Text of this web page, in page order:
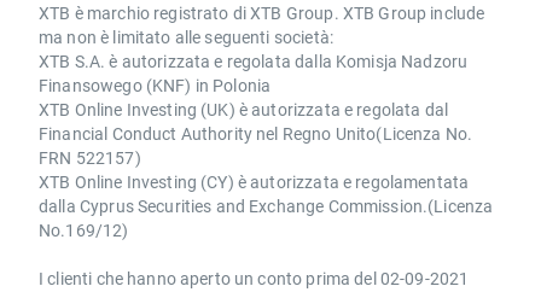
XTB è marchio registrato di XTB Group. XTB Group include
ma non è limitato alle seguenti società:
XTB S.A. è autorizzata e regolata dalla Komisja Nadzoru
Finansowego (KNF) in Polonia
XTB Online Investing (UK) è autorizzata e regolata dal
Financial Conduct Authority nel Regno Unito(Licenza No.
FRN 522157)
XTB Online Investing (CY) è autorizzata e regolamentata
dalla Cyprus Securities and Exchange Commission.(Licenza
No.169/12)
I clienti che hanno aperto un conto prima del 02-09-2021